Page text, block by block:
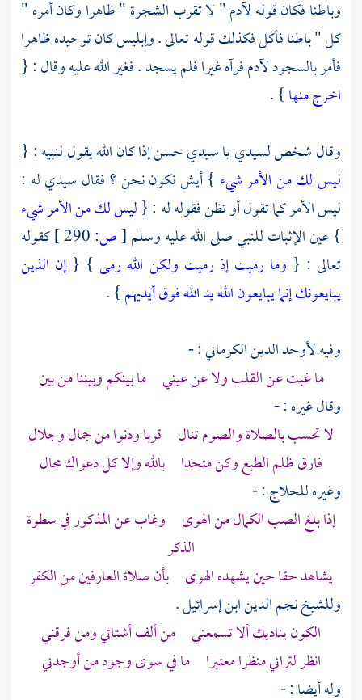
وباطنا فكان قولهلآدم" لا تقرب الشجرة " ظاهرا وكان أمره "
كل " باطنا فأكل فكذلك قوله تعالى . وإبليس كان توحيده ظاهرا
فأمر بالسجودلآدمفرآه غيرا فلم يسجد . فغير الله عليه وقال : {
اخرج منها} .
وقال شخص لسيدي يا سيدي حسن إذا كان الله يقول لنبيه : {
ليس لك من الأمر شيء } أيش نكون نحن ؟ فقال سيدي له :
ليس الأمر كما تقول أو تظن فقوله له : {ليس لك من الأمر شيء
} عين الإثبات للنبي صلى الله عليه وسلم[ص:
كقوله
تعالى : { وما رميت إذ رميت ولكن الله رمى } {إن الذين
يبايعونك إنما يبايعون الله يد الله فوق أيديهم} .
وفيهلأوحد الدين الكرماني: -
ما غبت عن القلب ولا عن عيني ما بينكم وبيننا من بين
وقال غيره : -
لا تحسب بالصلاة والصوم تنال قربا ودنوا من جمال وجلال
فارق ظلم الطبع وكن متحدا بالله وإلا كل دعواك محال
وغيرهللحلاج: -
إذا بلغ الصب الكمال من الهوى وغاب عن المذكور في سطوة
الذكر
يشاهد حقا حين يشهده الهوى بأن صلاة العارفين من الكفر
وللشيخ نجم الدين ابن إسرائيل.
الكون يناديك ألا تسمعني من ألف أشتاتي ومن فرقني
انظر لتراني منظرا معتبرا ما في سوى وجود من أوجدني
وله أيضا : -